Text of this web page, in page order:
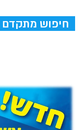
חיפוש מתקדם